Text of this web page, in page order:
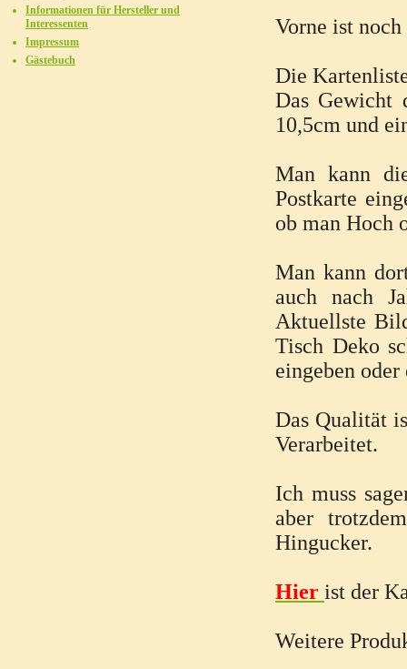
Vorne ist
Die
Das Gewicht
10,5cm und
Man kann
Postkarte
ob man Hoch
Man kann
auch nach
Aktuellste
Tisch Deko
eingeben
Das Qualität
Verarbeitet.
Ich muss
aber
Hingucker.
Hier ist der
Weitere
Informationen für Hersteller und
Interessenten
Impressum
Gästebuch